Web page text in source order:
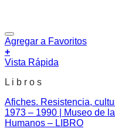
Agregar a Favoritos
+
Vista Rápida
L i b r o s
Afiches. Resistencia,
1973 – 1990 | Museo de
Humanos – LIBRO